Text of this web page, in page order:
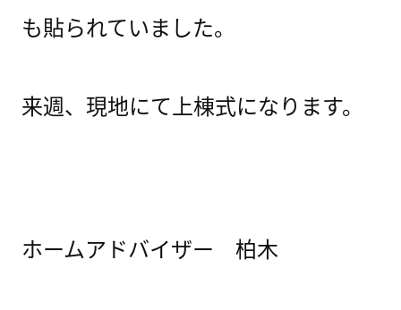
も貼られていました。
来週、現地にて上棟式になります。
ホームアドバイザー 柏木